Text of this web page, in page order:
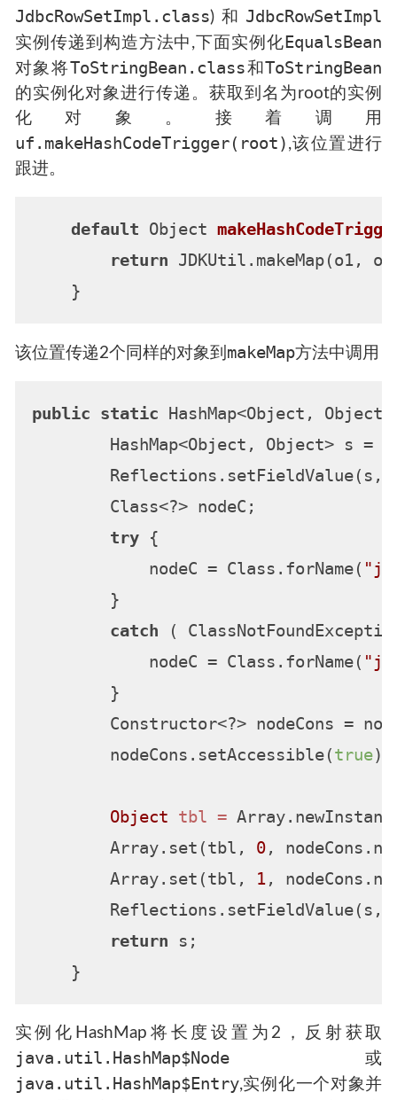
JdbcRowSetImpl.class)和 JdbcRowSetImpl
实例传递到构造方法中,下面实例化EqualsBean
对象将ToStringBean.class和 ToStringBean
的实例化对象进行传递。获取到名为root的实例
化对象。接着调用
uf.makeHashCodeTrigger(root) ,该位置进行
跟进。
default Object
return JDKUtil.makeMap(o1,
该位置传递2个同样的对象到 makeMap方法中调用
public static HashMap<Object,
        HashMap<Object, Object> s =
        Reflections.setFieldValue(s,
        Class<?> nodeC;
try {
            nodeC = Class.forName(
        }
catch (
            nodeC = Class.forName(
        }
Constructor<?> nodeCons =
        nodeCons.setAccessible(
true);
Object tbl =
        Array.set(tbl,
0,
        Array.set(tbl,
1,
        Reflections.setFieldValue(s,
return s;
实例化HashMap将长度设置为2，反射获取
java.util.HashMap$Node或
java.util.HashMap$Entry,实例化一个对象并